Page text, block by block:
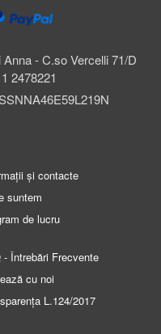
- C.so Vercelli 71/D
2478221
și contacte
suntem
de lucru
- Întrebări Frecvente
cu noi
L.124/2017